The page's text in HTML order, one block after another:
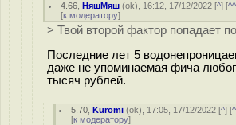
4.66 ,НяшМяш (ok), 16:12, 17/12/2022 [^] [^^
[к модератору]
> Твой второй фактор попадает
Последние лет 5
даже не упоминаемая фича
тысяч рублей.
5.70 ,Kuromi (ok), 17:05, 17/12/2022 [^] [
[к модератору]